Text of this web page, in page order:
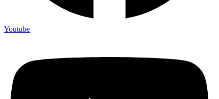
Youtube